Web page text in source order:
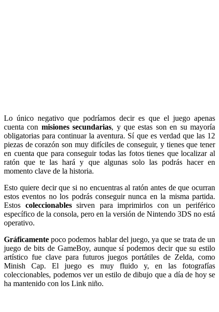
Lo único negativo que podríamos decir es que el juego apenas
cuenta con misiones secundarias, y que estas son en su mayoría
obligatorias para continuar la aventura. Sí que es verdad que las 12
piezas de corazón son muy difíciles de conseguir, y tienes que tener
en cuenta que para conseguir todas las fotos tienes que localizar al
ratón que te las hará y que algunas solo las podrás hacer en
momento clave de la historia.
Esto quiere decir que si no encuentras al ratón antes de que ocurran
estos eventos no los podrás conseguir nunca en la misma partida.
Estos coleccionablessirven para imprimirlos con un periférico
específico de la consola, pero en la versión de Nintendo 3DS no está
operativo.
Gráficamente poco podemos hablar del juego, ya que se trata de un
juego de bits de GameBoy, aunque sí podemos decir que su estilo
artístico fue clave para futuros juegos portátiles de Zelda, como
Minish Cap. El juego es muy fluido y, en las fotografías
coleccionables, podemos ver un estilo de dibujo que a día de hoy se
ha mantenido con los Link niño.